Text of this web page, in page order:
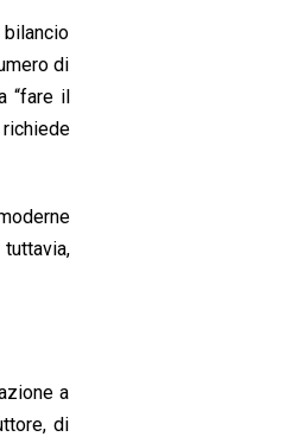
di
“fare il
a
di